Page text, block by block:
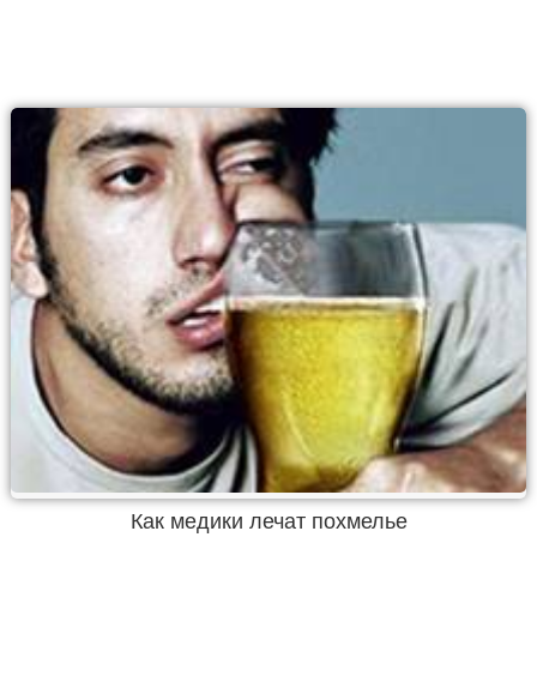
Как медики лечат похмелье